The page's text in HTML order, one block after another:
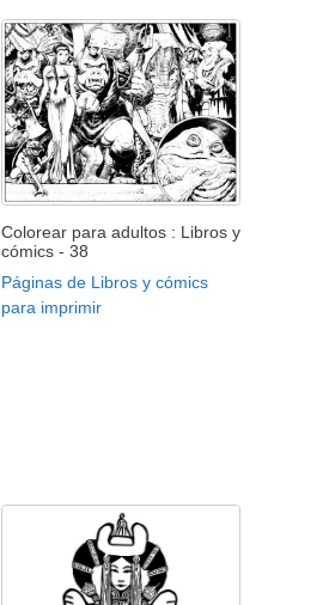
Colorear para adultos : Libros y
cómics - 38
Páginas de Libros y cómics
para imprimir